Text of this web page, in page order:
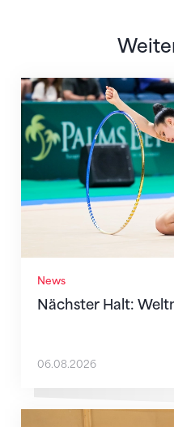
News
Nächster Halt:
Nächster Halt:
06.08.2026
Mit klaren Zielen nach